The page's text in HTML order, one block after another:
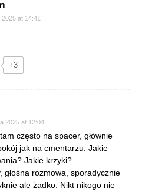
at 14:41
+3
2025 at 12:04
często na spacer, głównie
jak na cmentarzu. Jakie
Jakie krzyki?
głośna rozmowa, sporadycznie
ale żadko. Nikt nikogo nie